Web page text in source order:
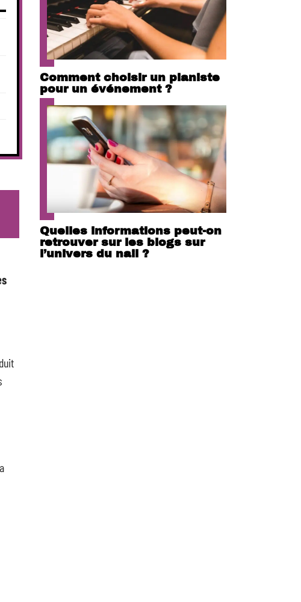
Comment choisir un pianiste
pour un événement ?
Quelles informations peut-on
retrouver sur les blogs sur
l’univers du nail ?